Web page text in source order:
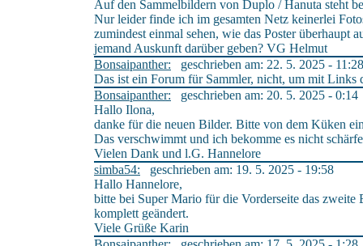
Auf den Sammelbildern von Duplo / Hanuta steht
Nur leider finde ich im gesamten Netz keinerlei
zumindest einmal sehen, wie das Poster überhaupt
jemand Auskunft darüber geben? VG Helmut
Bonsaipanther: geschrieben am: 22. 5. 2025 - 11:28
Das ist ein Forum für Sammler, nicht, um mit Links
Bonsaipanther: geschrieben am: 20. 5. 2025 - 0:14
Hallo Ilona,
danke für die neuen Bilder. Bitte von dem Küken
Das verschwimmt und ich bekomme es nicht
Vielen Dank und l.G. Hannelore
simba54: geschrieben am: 19. 5. 2025 - 19:58
Hallo Hannelore,
bitte bei Super Mario für die Vorderseite das
komplett geändert.
Viele Grüße Karin